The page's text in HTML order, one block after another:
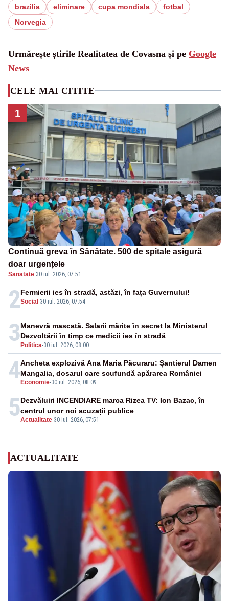
brazilia eliminare cupa mondiala
fotbal
Norvegia
Urmărește știrile Realitatea de Covasna și pe Google
News
CELE MAI CITITE
1
Continuă greva în Sănătate. 500 de spitale asigură
doar urgențele
Sanatate·30 iul. 2026, 07:51
2Social -30 iul. 2026, 07:54
Fermierii ies în stradă, astăzi, în fața Guvernului!
3 Politica-30 iul. 2026, 08:00
Manevră mascată. Salarii mărite în secret la Ministerul
Dezvoltării în timp ce medicii ies în stradă
4 Economie-30 iul. 2026, 08:09
Ancheta explozivă Ana Maria Păcuraru: Șantierul Damen
Mangalia, dosarul care scufundă apărarea României
5Actualitate-30 iul. 2026, 07:51
Dezvăluiri INCENDIARE marca Rizea TV: Ion Bazac, în
centrul unor noi acuzații publice
ACTUALITATE